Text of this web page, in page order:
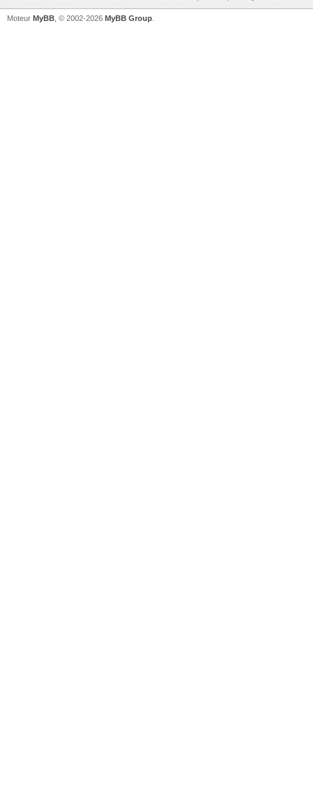
Moteur MyBB , © 2002-2026 MyBB Group